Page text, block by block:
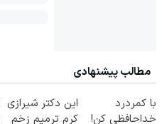
مطالب پیشنهادی
با کمردرد
خداحافظی کن!
این دکتر شیرازی
کرم ترمیم زخم